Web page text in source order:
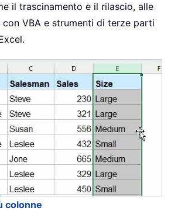
il trascinamento e il rilascio, alle
VBA e strumenti di terze parti
colonne